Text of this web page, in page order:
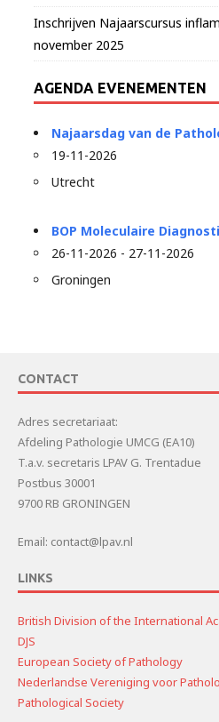
Inschrijven Najaarscursus
november 2025
AGENDA EVENEMENTEN
Najaarsdag van de
19-11-2026
Utrecht
BOP Moleculaire
26-11-2026 - 27-11-2026
Groningen
CONTACT
Adres secretariaat:
Afdeling Pathologie UMCG (EA10)
T.a.v. secretaris LPAV G. Trentadue
Postbus 30001
9700 RB GRONINGEN
Email: contact@lpav.nl
LINKS
British Division of the International
DJS
European Society of Pathology
Nederlandse Vereniging voor
Pathological Society